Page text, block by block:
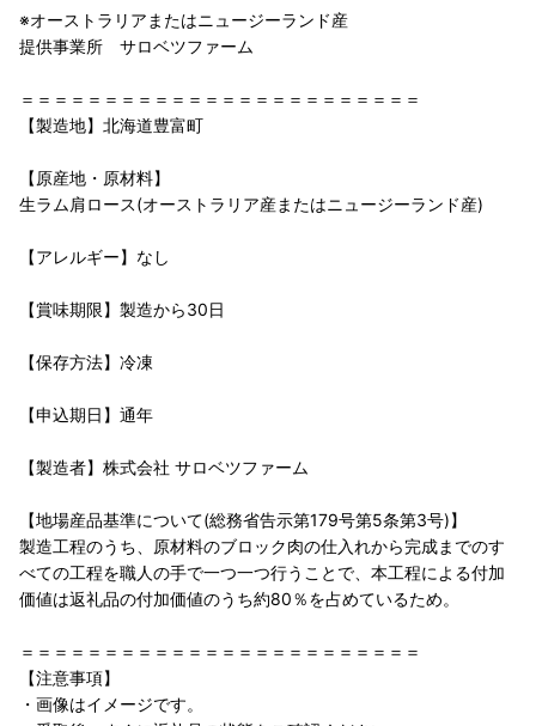
※オーストラリアまたはニュージーランド産
提供事業所 サロベツファーム
＝＝＝＝＝＝＝＝＝＝＝＝＝＝＝＝＝＝＝＝＝＝＝＝
【製造地】北海道豊富町
【原産地・原材料】
生ラム肩ロース(オーストラリア産またはニュージーランド産)
【アレルギー】なし
【賞味期限】製造から30日
【保存方法】冷凍
【申込期日】通年
【製造者】株式会社 サロベツファーム
【地場産品基準について(総務省告示第179号第5条第3号)】
製造工程のうち、原材料のブロック肉の仕入れから完成までのす
べての工程を職人の手で一つ一つ行うことで、本工程による付加
価値は返礼品の付加価値のうち約80％を占めているため。
＝＝＝＝＝＝＝＝＝＝＝＝＝＝＝＝＝＝＝＝＝＝＝＝
【注意事項】
・画像はイメージです。